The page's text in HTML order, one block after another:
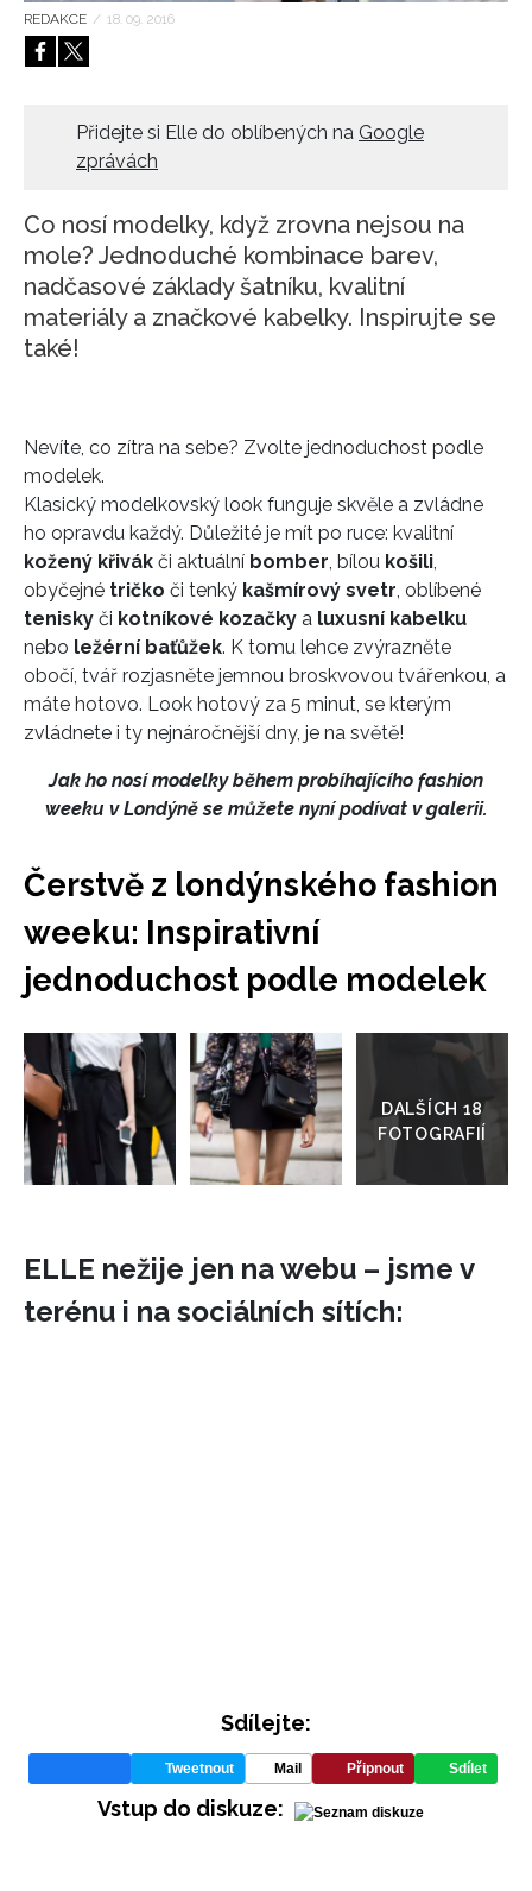
HOME
INFORMACE
REDAKCE / 18. 09. 2016
Přidejte si Elle do oblíbených na Google
zprávách
Co nosí modelky, když zrovna nejsou na
mole? Jednoduché kombinace barev,
nadčasové základy šatníku, kvalitní
materiály a značkové kabelky. Inspirujte se
také!
Nevíte, co zítra na sebe? Zvolte jednoduchost podle
modelek.
Klasický modelkovský look funguje skvěle a zvládne
ho opravdu každý. Důležité je mít po ruce: kvalitní
kožený křivák či aktuální bomber, bílou košili,
obyčejné tričko či tenký kašmírový svetr, oblíbené
tenisky či kotníkové kozačky a luxusní kabelku
nebo ležérní baťůžek. K tomu lehce zvýrazněte
obočí, tvář rozjasněte jemnou broskvovou tvářenkou, a
máte hotovo. Look hotový za 5 minut, se kterým
zvládnete i ty nejnáročnější dny, je na světě!
Jak ho nosí modelky během probíhajícího fashion
weeku v Londýně se můžete nyní podívat v galerii.
Čerstvě z londýnského fashion
weeku: Inspirativní
jednoduchost podle modelek
Přejít
galerie
ELLE nežije jen na webu – jsme v
terénu i na sociálních sítích:
Sdílejte:
Tweetnout Mail Připnout Sdílet
Vstup do diskuze: